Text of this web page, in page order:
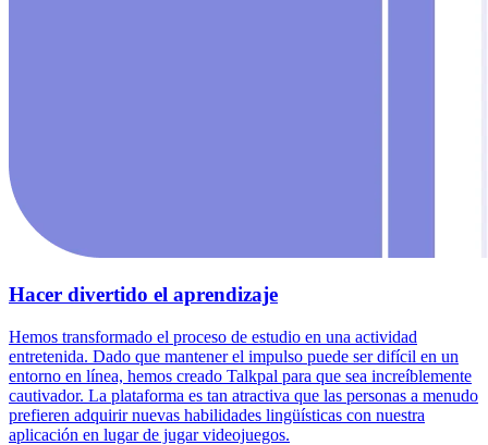
Hacer divertido el aprendizaje
Hemos transformado el proceso de estudio en una actividad
entretenida. Dado que mantener el impulso puede ser difícil en un
entorno en línea, hemos creado Talkpal para que sea increíblemente
cautivador. La plataforma es tan atractiva que las personas a menudo
prefieren adquirir nuevas habilidades lingüísticas con nuestra
aplicación en lugar de jugar videojuegos.